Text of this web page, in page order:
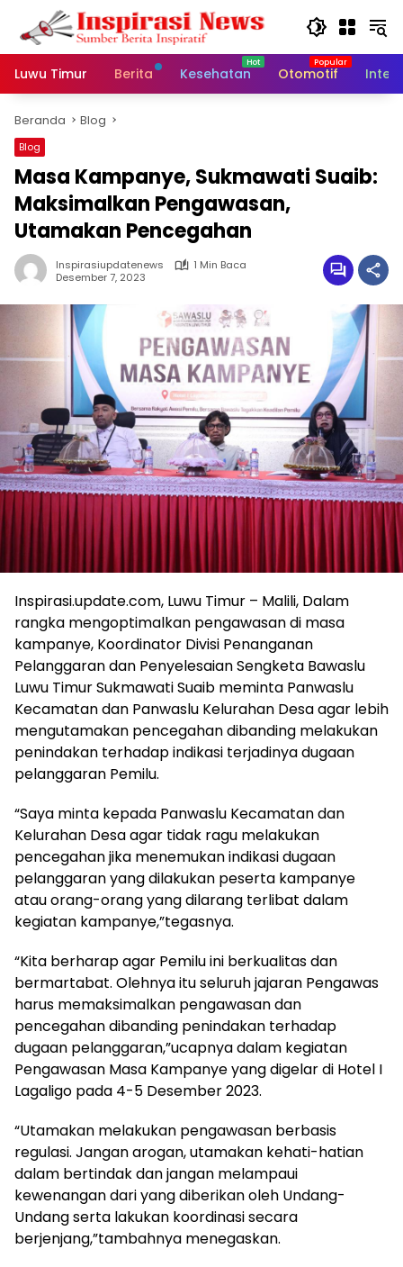
Langsung
konten
Luwu Timur
Berita Kesehatan Otomotif
Beranda Blog
Blog
Masa Kampanye, Sukmawati Suaib:
Maksimalkan Pengawasan,
Utamakan Pencegahan
Inspirasiupdatenews
1 Min Baca
Desember 7, 2023
Inspirasi.update.com, Luwu Timur – Malili, Dalam
rangka mengoptimalkan pengawasan di masa
kampanye, Koordinator Divisi Penanganan
Pelanggaran dan Penyelesaian Sengketa Bawaslu
Luwu Timur Sukmawati Suaib meminta Panwaslu
Kecamatan dan Panwaslu Kelurahan Desa agar lebih
mengutamakan pencegahan dibanding melakukan
penindakan terhadap indikasi terjadinya dugaan
pelanggaran Pemilu.
“Saya minta kepada Panwaslu Kecamatan dan
Kelurahan Desa agar tidak ragu melakukan
pencegahan jika menemukan indikasi dugaan
pelanggaran yang dilakukan peserta kampanye
atau orang-orang yang dilarang terlibat dalam
kegiatan kampanye,”tegasnya.
“Kita berharap agar Pemilu ini berkualitas dan
bermartabat. Olehnya itu seluruh jajaran Pengawas
harus memaksimalkan pengawasan dan
pencegahan dibanding penindakan terhadap
dugaan pelanggaran,”ucapnya dalam kegiatan
Pengawasan Masa Kampanye yang digelar di Hotel I
Lagaligo pada 4-5 Desember 2023.
“Utamakan melakukan pengawasan berbasis
regulasi. Jangan arogan, utamakan kehati-hatian
dalam bertindak dan jangan melampaui
kewenangan dari yang diberikan oleh Undang-
Undang serta lakukan koordinasi secara
berjenjang,”tambahnya menegaskan.